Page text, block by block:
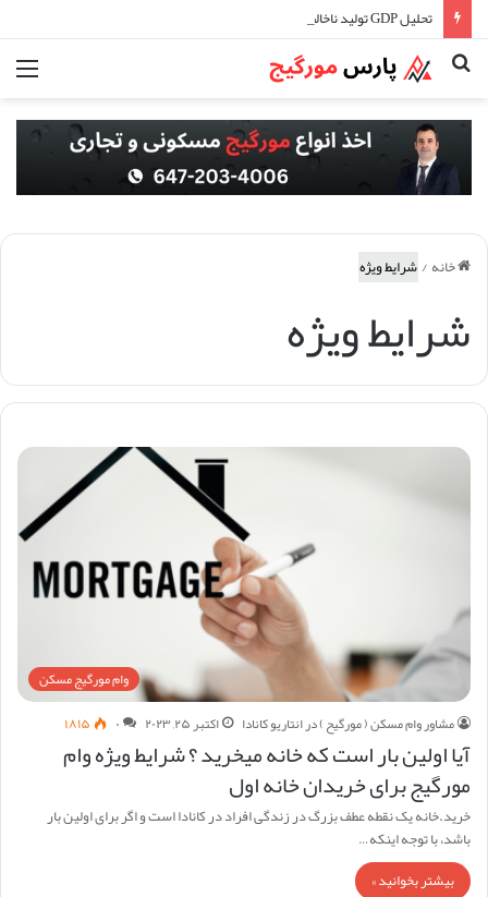
تحلیل GDP تولید ناخالص داخلی و تاثیر آن در اقتصاد کانادا
جستجو
خانه/شرایط ویژه
شرایط ویژه
وام مورگیج مسکن
مشاور وام مسکن ( مورگیح ) در انتاریو کانادا
اکتبر ۲۵, ۲۰۲۳ ۰ ۱,۸۱۵
آیا اولین بار است که خانه میخرید ؟ شرایط ویژه وام
مورگیج برای خریدان خانه اول
خرید.خانه یک نقطه عطف بزرگ در زندگی افراد در کانادا است و اگر برای اولین بار
باشد، با توجه اینکه…
بیشتر بخوانید »